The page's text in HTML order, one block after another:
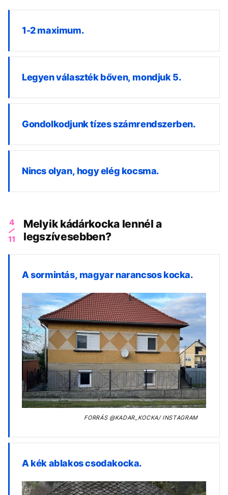
1-2 maximum.
Legyen választék bőven, mondjuk 5.
Gondolkodjunk tízes számrendszerben.
Nincs olyan, hogy elég kocsma.
4
11
Melyik kádárkocka lennél a
legszívesebben?
A sormintás, magyar narancsos kocka.
FORRÁS@KADAR_KOCKA/ INSTAGRAM
A kék ablakos csodakocka.